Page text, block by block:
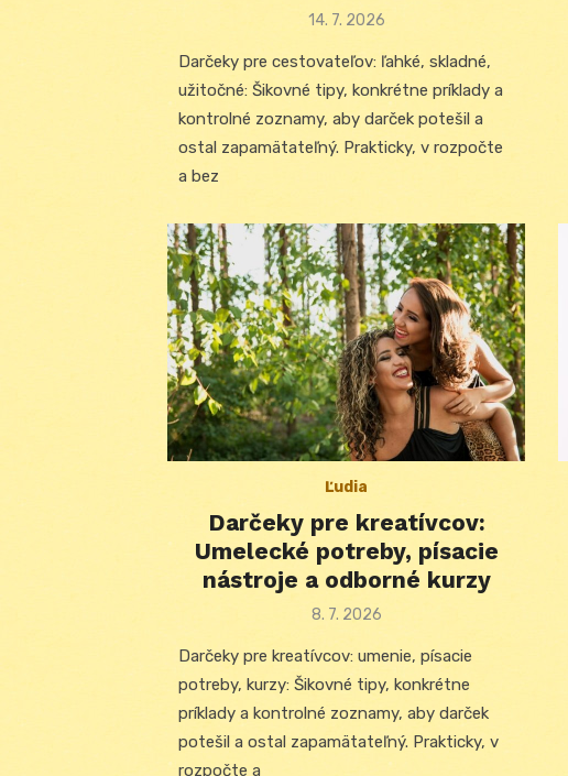
Posted
14. 7. 2026
Darčeky pre cestovateľov: ľahké, skladné,
užitočné: Šikovné tipy, konkrétne príklady a
kontrolné zoznamy, aby darček potešil a
ostal zapamätateľný. Prakticky, v rozpočte
a bez
Ľudia
Darčeky pre kreatívcov:
Umelecké potreby, písacie
nástroje a odborné kurzy
Posted
8. 7. 2026
Darčeky pre kreatívcov: umenie, písacie
potreby, kurzy: Šikovné tipy, konkrétne
príklady a kontrolné zoznamy, aby darček
potešil a ostal zapamätateľný. Prakticky, v
rozpočte a